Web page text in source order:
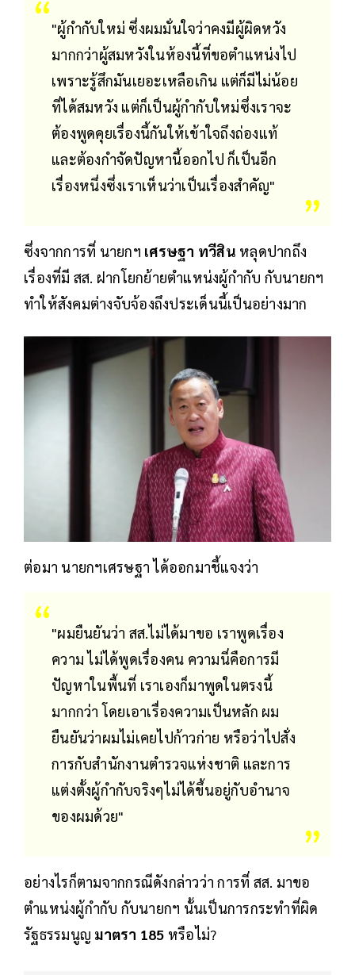
"ผู้กำกับใหม่ ซึ่งผมมั่นใจว่าคงมีผู้ผิดหวัง
มากกว่าผู้สมหวังในห้องนี้ที่ขอตำแหน่งไป
เพราะรู้สึกมันเยอะเหลือเกิน แต่ก็มีไม่น้อย
ที่ได้สมหวัง แต่ก็เป็นผู้กำกับใหม่ซึ่งเราจะ
ต้องพูดคุยเรื่องนี้กันให้เข้าใจถึงถ่องแท้
และต้องกำจัดปัญหานี้ออกไป ก็เป็นอีก
เรื่องหนึ่งซึ่งเราเห็นว่าเป็นเรื่องสำคัญ"
ซึ่งจากการที่ นายกฯ เศรษฐา ทวีสิน หลุดปากถึง
เรื่องที่มี สส. ฝากโยกย้ายตำแหน่งผู้กำกับ กับนายกฯ
ทำให้สังคมต่างจับจ้องถึงประเด็นนี้เป็นอย่างมาก
ต่อมา นายกฯเศรษฐา ได้ออกมาชี้แจงว่า
"ผมยืนยันว่า สส.ไม่ได้มาขอ​ เราพูดเรื่อง
ความ ไม่ได้พูดเรื่องคน ความนี่คือการมี
ปัญหาในพื้นที่ เราเองก็มาพูดในตรงนี้
มากกว่า โดยเอาเรื่องความเป็นหลัก​ ผม
ยืนยันว่าผมไม่เคยไปก้าวก่าย หรือว่าไปสั่ง
การกับสำนักงานตำรวจแห่งชาติ และการ
แต่งตั้งผู้กำกับจริงๆไม่ได้ขึ้นอยู่กับอำนาจ
ของผมด้วย"
อย่างไรก็ตามจากกรณีดังกล่าวว่า การที่ สส. มาขอ
ตำแหน่งผู้กำกับ กับนายกฯ นั้นเป็นการกระทำที่ผิด
รัฐธรรมนูญ มาตรา 185 หรือไม่?